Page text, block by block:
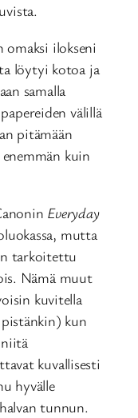
omaksi ilokseni
löytyi kotoa ja
samalla
välillä
pitämään
kuin
Everyday
mutta
tarkoitettu
Nämä muut
kuvitella
kun
kuvallisesti
hyvälle
tunnun.